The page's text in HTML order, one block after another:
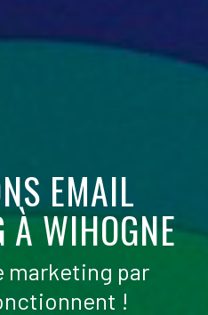
EMAIL
À WIHOGNE
marketing par
!